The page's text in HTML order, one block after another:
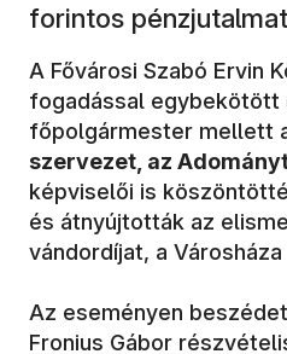
forintos
A Fővárosi Szabó Ervin
fogadással egybekötött
főpolgármester mellett
szervezet, az
képviselői is
és átnyújtották az
vándordíjat, a
Az eseményen
Fronius Gábor